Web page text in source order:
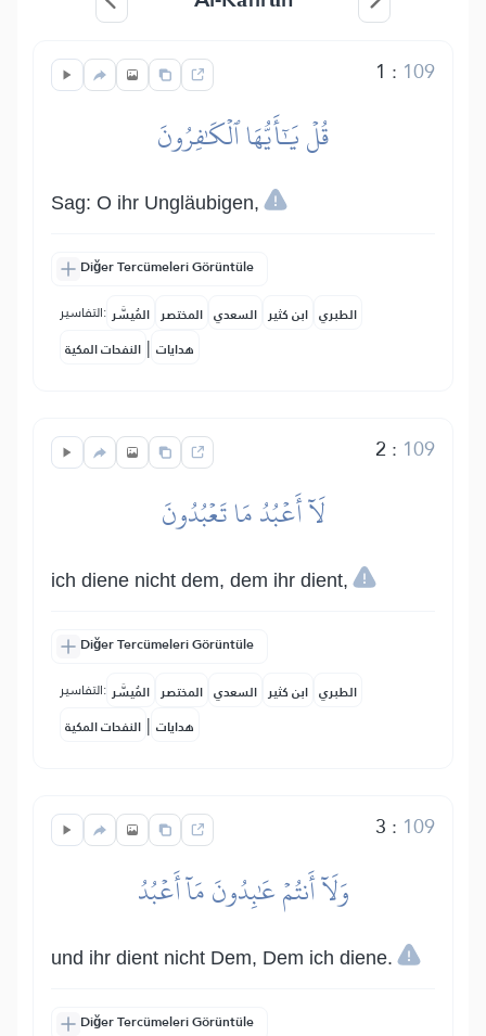
1 : 109
قُلۡ يَٰٓأَيُّهَا ٱلۡكَٰفِرُونَ
Sag: O ihr Ungläubigen,
Diğer Tercümeleri Görüntüle
التفاسير: المُيسَّر المختصر السعدي ابن كثير الطبري
النفحات المكية | هدايات
2 : 109
لَآ أَعۡبُدُ مَا تَعۡبُدُونَ
ich diene nicht dem, dem ihr dient,
Diğer Tercümeleri Görüntüle
التفاسير: المُيسَّر المختصر السعدي ابن كثير الطبري
النفحات المكية | هدايات
3 : 109
وَلَآ أَنتُمۡ عَٰبِدُونَ مَآ أَعۡبُدُ
und ihr dient nicht Dem, Dem ich diene.
Diğer Tercümeleri Görüntüle